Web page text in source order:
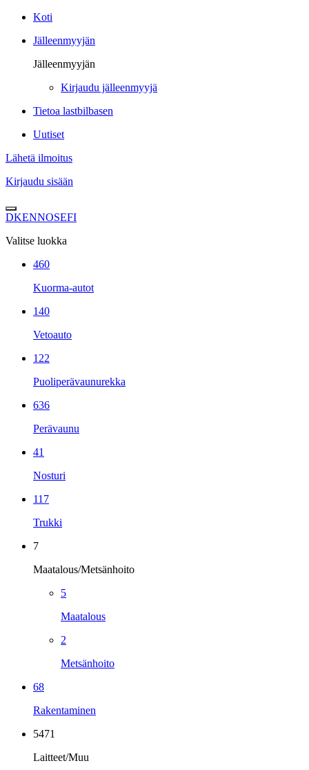
Koti
Jälleenmyyjän
Jälleenmyyjän
Kirjaudu jälleenmyyjä
Tietoa lastbilbasen
Uutiset
Lähetä ilmoitus
Kirjaudu sisään
DKENNOSEFI
Valitse luokka
460
Kuorma-autot
140
Vetoauto
122
Puoliperävaunurekka
636
Perävaunu
41
Nosturi
117
Trukki
7
Maatalous/Metsänhoito
5
Maatalous
2
Metsänhoito
68
Rakentaminen
5471
Laitteet/Muu